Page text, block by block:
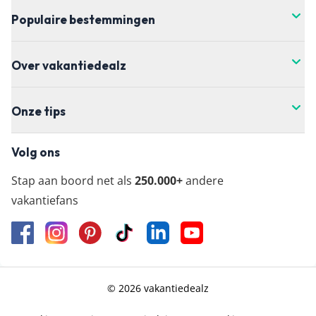
wil boeken.
Populaire bestemmingen
Over vakantiedealz
Onze tips
Volg ons
Stap aan boord net als 250.000+andere
vakantiefans
© 2026 vakantiedealz